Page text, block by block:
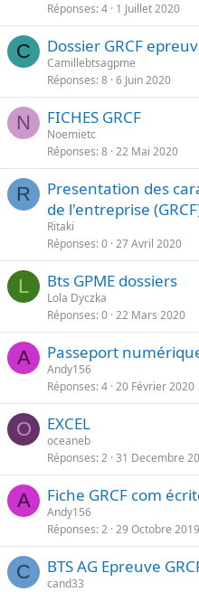
Réponses 4 1 Juillet 2020
C Dossier GRCF
Camillebtsagpme
Réponses 8 6 Juin 2020
N FICHES GRCF
Noemietc
Réponses 8 22 Mai 2020
R
Presentation des
de l'entreprise
Ritaki
Réponses 0 27 Avril 2020
L Bts GPME dossiers
Lola Dyczka
Réponses 0 22 Mars 2020
A Passeport
Andy156
Réponses 4 20 Février 2020
O EXCEL
oceaneb
Réponses 2 31 Decembre
A Fiche GRCF com
Andy156
Réponses 2 29 Octobre 2019
C BTS AG Epreuve
cand33